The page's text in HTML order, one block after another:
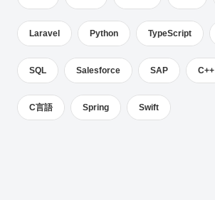
Laravel Python TypeScript
SQL Salesforce SAP C++
C言語 Spring Swift